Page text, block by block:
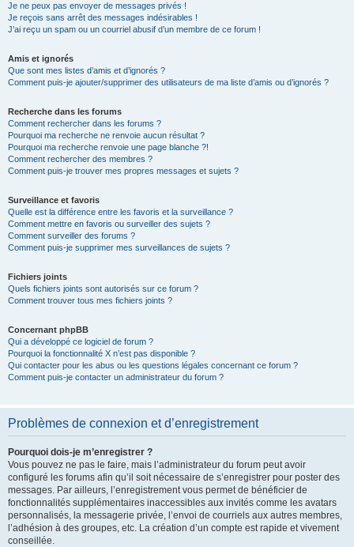
Je ne peux pas envoyer de messages privés !
Je reçois sans arrêt des messages indésirables !
J’ai reçu un spam ou un courriel abusif d’un membre de ce forum !
Amis et ignorés
Que sont mes listes d’amis et d’ignorés ?
Comment puis-je ajouter/supprimer des utilisateurs de ma liste d’amis ou d’ignorés ?
Recherche dans les forums
Comment rechercher dans les forums ?
Pourquoi ma recherche ne renvoie aucun résultat ?
Pourquoi ma recherche renvoie une page blanche ?!
Comment rechercher des membres ?
Comment puis-je trouver mes propres messages et sujets ?
Surveillance et favoris
Quelle est la différence entre les favoris et la surveillance ?
Comment mettre en favoris ou surveiller des sujets ?
Comment surveiller des forums ?
Comment puis-je supprimer mes surveillances de sujets ?
Fichiers joints
Quels fichiers joints sont autorisés sur ce forum ?
Comment trouver tous mes fichiers joints ?
Concernant phpBB
Qui a développé ce logiciel de forum ?
Pourquoi la fonctionnalité X n’est pas disponible ?
Qui contacter pour les abus ou les questions légales concernant ce forum ?
Comment puis-je contacter un administrateur du forum ?
Problèmes de connexion et d’enregistrement
Pourquoi dois-je m’enregistrer ?
Vous pouvez ne pas le faire, mais l’administrateur du forum peut avoir
configuré les forums afin qu’il soit nécessaire de s’enregistrer pour poster des
messages. Par ailleurs, l’enregistrement vous permet de bénéficier de
fonctionnalités supplémentaires inaccessibles aux invités comme les avatars
personnalisés, la messagerie privée, l’envoi de courriels aux autres membres,
l’adhésion à des groupes, etc. La création d’un compte est rapide et vivement
conseillée.